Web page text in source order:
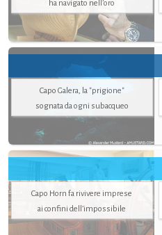
ha navigato nell’oro
Capo Galera, la "prigione"
sognata da ogni subacqueo
Capo Horn fa rivivere imprese
ai confini dell’impossibile